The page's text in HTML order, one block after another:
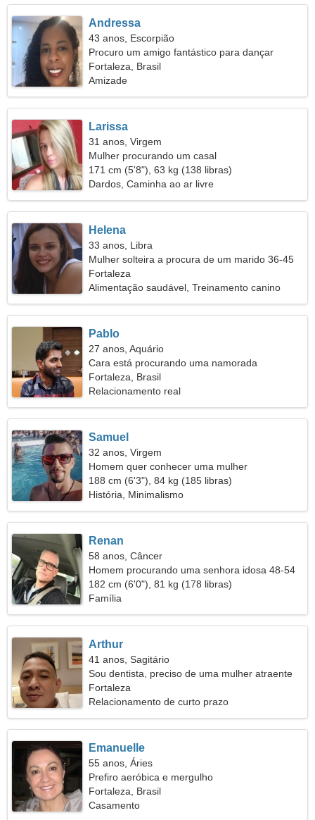
Andressa
43 anos, Escorpião
Procuro um amigo fantástico para dançar
Fortaleza, Brasil
Amizade
Larissa
31 anos, Virgem
Mulher procurando um casal
171 cm (5'8"), 63 kg (138 libras)
Dardos, Caminha ao ar livre
Helena
33 anos, Libra
Mulher solteira a procura de um marido 36-45
Fortaleza
Alimentação saudável, Treinamento canino
Pablo
27 anos, Aquário
Cara está procurando uma namorada
Fortaleza, Brasil
Relacionamento real
Samuel
32 anos, Virgem
Homem quer conhecer uma mulher
188 cm (6'3"), 84 kg (185 libras)
História, Minimalismo
Renan
58 anos, Câncer
Homem procurando uma senhora idosa 48-54
182 cm (6'0"), 81 kg (178 libras)
Família
Arthur
41 anos, Sagitário
Sou dentista, preciso de uma mulher atraente
Fortaleza
Relacionamento de curto prazo
Emanuelle
55 anos, Áries
Prefiro aeróbica e mergulho
Fortaleza, Brasil
Casamento